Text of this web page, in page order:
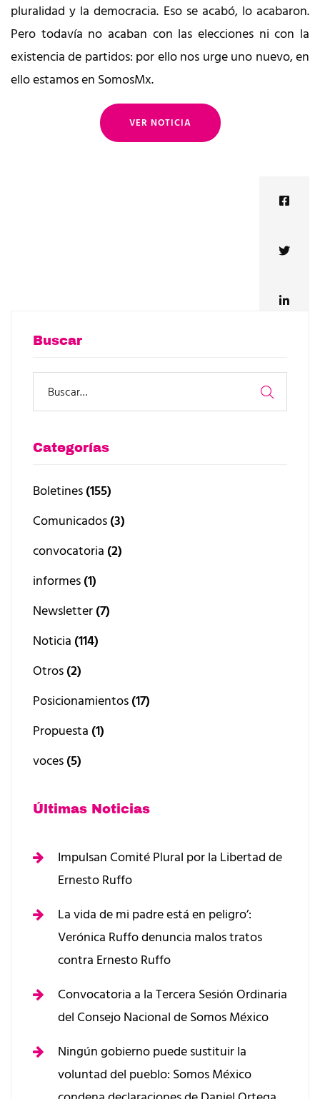
pluralidad y la democracia. Eso se acabó, lo acabaron.
Pero todavía no acaban con las elecciones ni con la
existencia de partidos: por ello nos urge uno nuevo, en
ello estamos en SomosMx.
VER NOTICIA
Buscar
Categorías
Boletines(155)
Comunicados(3)
convocatoria (2)
informes(1)
Newsletter(7)
Noticia (114)
Otros(2)
Posicionamientos(17)
Propuesta (1)
voces(5)
Últimas Noticias
Impulsan Comité Plural por la Libertad de
Ernesto Ruffo
La vida de mi padre está en peligro’:
Verónica Ruffo denuncia malos tratos
contra Ernesto Ruffo
Convocatoria a la Tercera Sesión Ordinaria
del Consejo Nacional de Somos México
Ningún gobierno puede sustituir la
voluntad del pueblo: Somos México